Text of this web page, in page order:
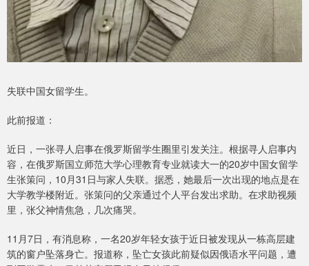
失联中国女留学生。
此前报道：
近日，一张寻人启事在俄罗斯留学生圈里引发关注。根据寻人启事内
容，在俄罗斯国立师范大学心理教育专业就读大一的20岁中国女留学
生张策问，10月31日与家人失联。据悉，她最后一次出现的地点是在
大学教学楼附近。张策问的父亲通过个人平台发出求助。在求助视频
里，张父神情焦急，几次痛哭。
11月7日，有消息称，一名20岁年轻女孩于近日被发现从一栋高层建
筑的窗户坠落身亡。报道称，坠亡女孩此前疑似因俄语水平问题，遭